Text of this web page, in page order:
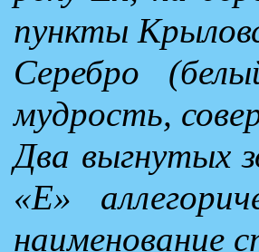
пункты
Серебро
мудрость,
Два выгнутых
«Е»
наименование